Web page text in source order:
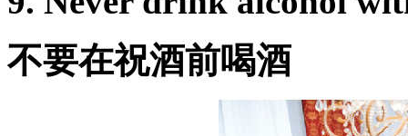
不要在祝酒前喝酒